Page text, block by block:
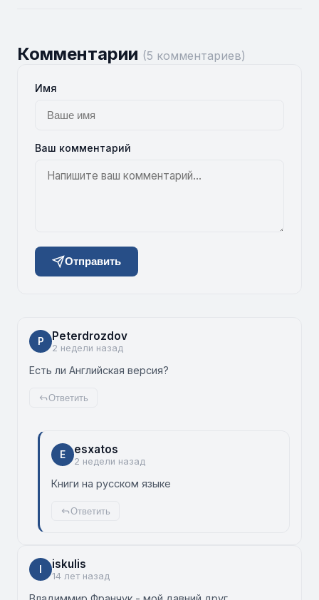
Комментарии (5 комментариев)
Имя
Ваш комментарий
Отправить
P Peterdrozdov
2 недели назад
Есть ли Английская версия?
Ответить
E esxatos
2 недели назад
Книги на русском языке
Ответить
iskulis
14 лет назад